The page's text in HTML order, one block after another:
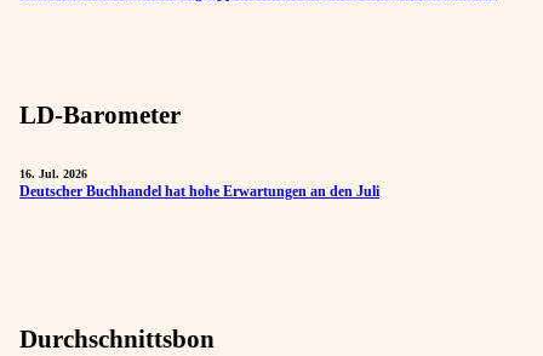
LD-Barometer
16. Jul. 2026
Deutscher Buchhandel hat hohe Erwartungen an den Juli
Durchschnittsbon